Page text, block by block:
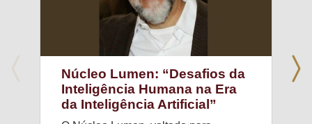
Núcleo Lumen: “Desafios da
Inteligência Humana na Era
da Inteligência Artificial”